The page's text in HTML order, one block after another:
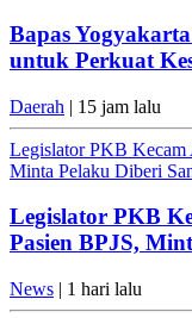
Bapas
untuk Perkuat
Daerah | 15 jam lalu
Legislator PKB Kecam
Minta Pelaku Diberi
Legislator PKB
Pasien BPJS,
News | 1 hari lalu